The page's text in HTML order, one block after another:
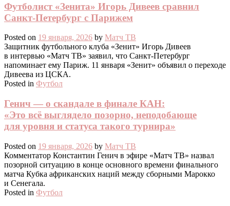
Футболист «Зенита» Игорь Дивеев сравнил
Санкт‑Петербург с Парижем
Posted on 19 января, 2026 by Матч ТВ
Защитник футбольного клуба «Зенит» Игорь Дивеев
в интервью «Матч ТВ» заявил, что Санкт‑Петербург
напоминает ему Париж. 11 января «Зенит» объявил о переходе
Дивеева из ЦСКА.
Posted in Футбол
Генич — о скандале в финале КАН:
«Это всё выглядело позорно, неподобающе
для уровня и статуса такого турнира»
Posted on 19 января, 2026 by Матч ТВ
Комментатор Константин Генич в эфире «Матч ТВ» назвал
позорной ситуацию в конце основного времени финального
матча Кубка африканских наций между сборными Марокко
и Сенегала.
Posted in Футбол